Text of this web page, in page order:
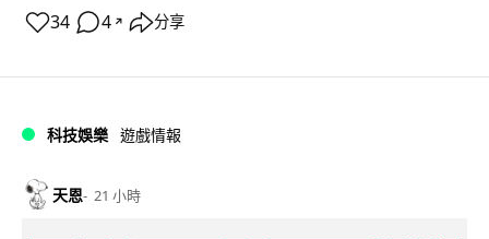
34 4 ↗ 分享
科技娛樂 遊戲情報
天恩 21 小時